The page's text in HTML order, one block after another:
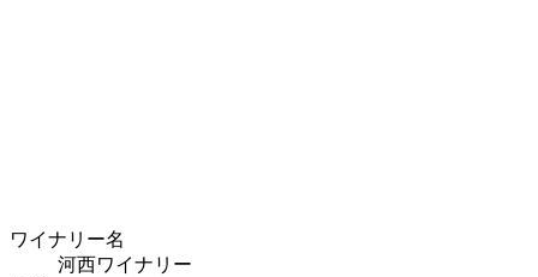
ワイナリー名
河西ワイナリー